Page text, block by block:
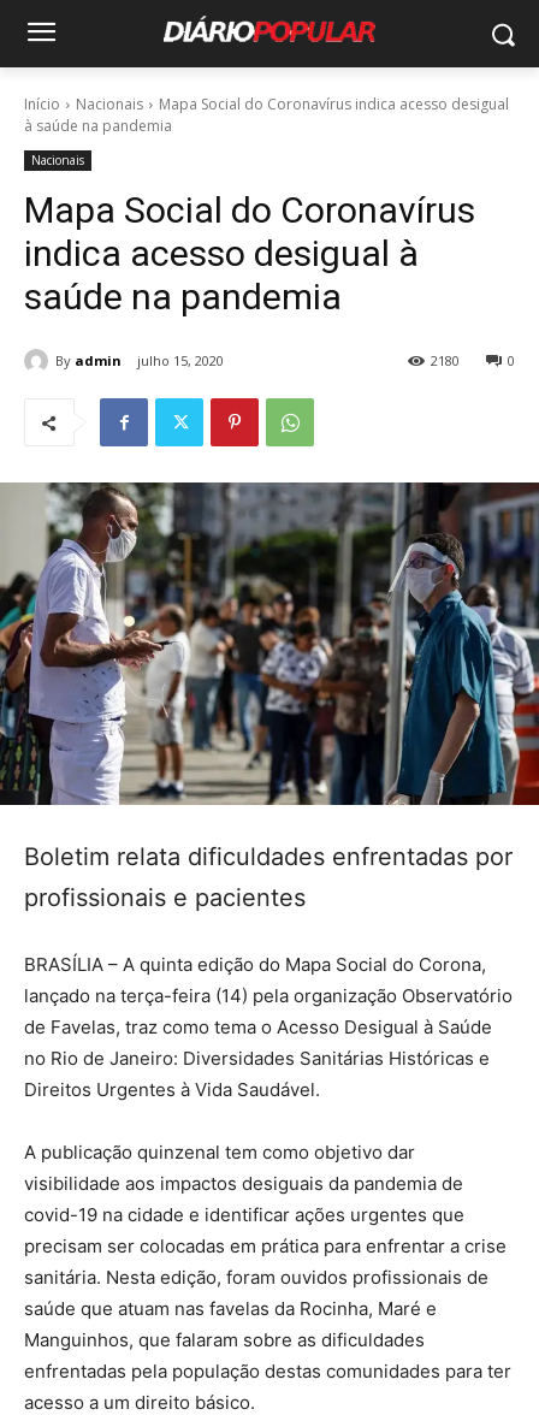
Início Nacionais
Mapa Social do Coronavírus indica acesso desigual
à saúde na pandemia
Nacionais
Mapa Social do Coronavírus
indica acesso desigual à
saúde na pandemia
By admin julho 15, 2020 0
2180
Boletim relata dificuldades enfrentadas por
profissionais e pacientes
BRASÍLIA – A quinta edição do Mapa Social do Corona,
lançado na terça-feira (14) pela organização Observatório
de Favelas, traz como tema o Acesso Desigual à Saúde
no Rio de Janeiro: Diversidades Sanitárias Históricas e
Direitos Urgentes à Vida Saudável.
A publicação quinzenal tem como objetivo dar
visibilidade aos impactos desiguais da pandemia de
covid-19 na cidade e identificar ações urgentes que
precisam ser colocadas em prática para enfrentar a crise
sanitária. Nesta edição, foram ouvidos profissionais de
saúde que atuam nas favelas da Rocinha, Maré e
Manguinhos, que falaram sobre as dificuldades
enfrentadas pela população destas comunidades para ter
acesso a um direito básico.